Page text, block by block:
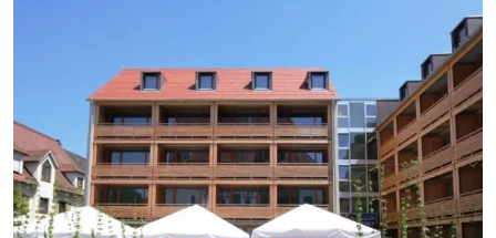
Doppelzimmer Komfort
2 Erwachsene